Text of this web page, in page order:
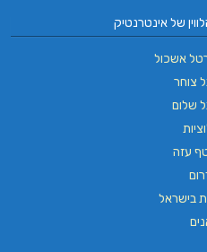
של אינטרנטיק
אשכול
צוחר
שלום
עזה
בישראל